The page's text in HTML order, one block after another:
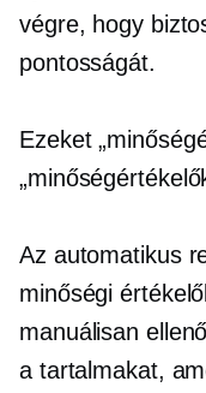
végre, hogy
pontosságát.
Ezeket
Az automatikus
minőségi
manuálisan
a tartalmakat,